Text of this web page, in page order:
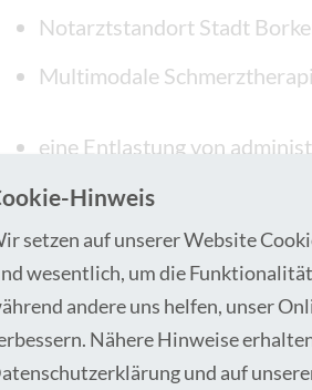
Notarztstandort Stadt
Multimodale
eine Entlastung von
eine Kostenübernahme bei
Notfallmedizin und
externe Fort- und
die volle
eine familienfreundliche
Hinweis
setzen auf unserer Website
wesentlich, um die
andere uns helfen, unser
Nähere Hinweise
und auf